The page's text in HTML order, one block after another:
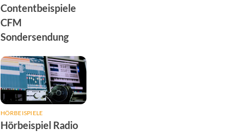
Contentbeispiele
CFM
Sondersendung
HÖRBEISPIELE
Hörbeispiel Radio